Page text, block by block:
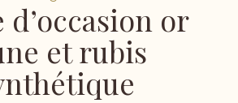
d’occasion or
et rubis